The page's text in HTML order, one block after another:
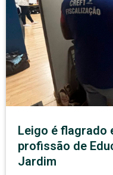
Leigo é flagrado
profissão de
Jardim